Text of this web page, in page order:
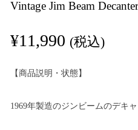
Vintage Jim Beam
¥11,990 (税込)
【商品説明・状態】
1969年製造のジンビームのデキャ